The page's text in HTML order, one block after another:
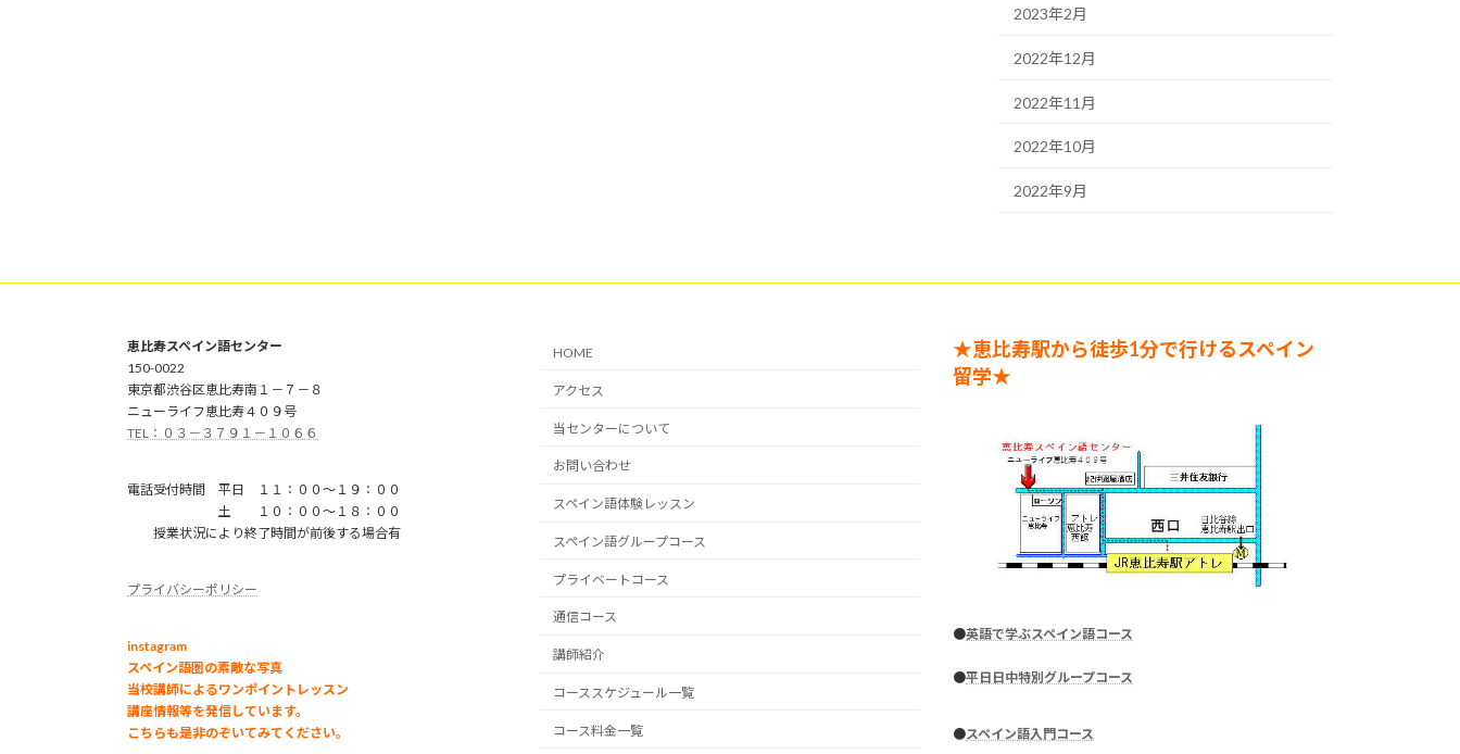
2023年2月
2022年12月
2022年11月
2022年10月
2022年9月
恵比寿スペイン語センター
150-0022
東京都渋谷区恵比寿南１－７－８
ニューライフ恵比寿４０９号
TEL：０３－３７９１－１０６６
電話受付時間 平日 １１：００～１９：００
土 １０：００～１８：００
授業状況により終了時間が前後する場合有
プライバシーポリシー
instagram
スペイン語圏の素敵な写真
当校講師によるワンポイントレッスン
講座情報等を発信しています。
こちらも是非のぞいてみてください。
HOME
アクセス
当センターについて
お問い合わせ
スペイン語体験レッスン
スペイン語グループコース
プライベートコース
通信コース
講師紹介
コーススケジュール一覧
コース料金一覧
★恵比寿駅から徒歩1分で行けるスペイン
留学★
●英語で学ぶスペイン語コース
●平日日中特別グループコース
●スペイン語入門コース